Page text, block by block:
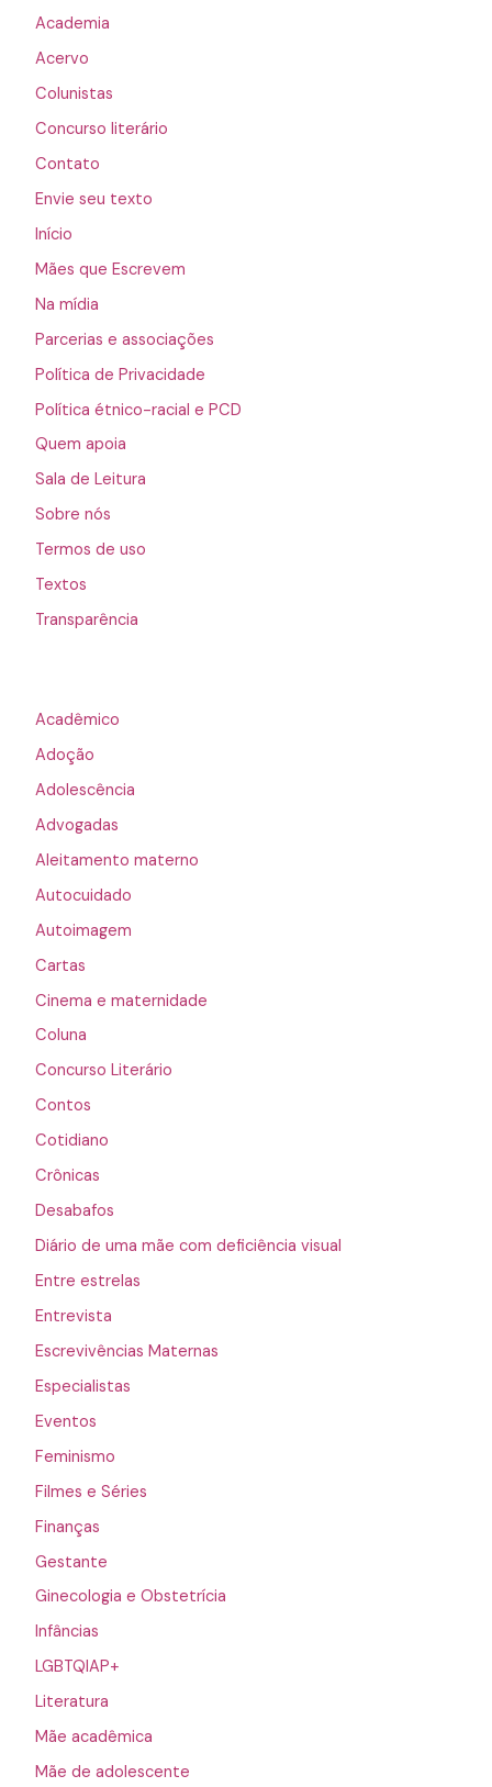
Academia
Acervo
Colunistas
Concurso literário
Contato
Envie seu texto
Início
Mães que Escrevem
Na mídia
Parcerias e associações
Política de Privacidade
Política étnico-racial e PCD
Quem apoia
Sala de Leitura
Sobre nós
Termos de uso
Textos
Transparência
Acadêmico
Adoção
Adolescência
Advogadas
Aleitamento materno
Autocuidado
Autoimagem
Cartas
Cinema e maternidade
Coluna
Concurso Literário
Contos
Cotidiano
Crônicas
Desabafos
Diário de uma mãe com deficiência visual
Entre estrelas
Entrevista
Escrevivências Maternas
Especialistas
Eventos
Feminismo
Filmes e Séries
Finanças
Gestante
Ginecologia e Obstetrícia
Infâncias
LGBTQIAP+
Literatura
Mãe acadêmica
Mãe de adolescente